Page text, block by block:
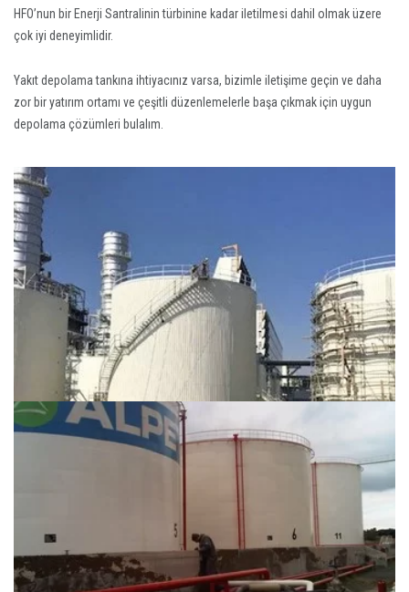
HFO’nun bir Enerji Santralinin türbinine kadar iletilmesi dahil olmak üzere
çok iyi deneyimlidir.
Yakıt depolama tankına ihtiyacınız varsa, bizimle iletişime geçin ve daha
zor bir yatırım ortamı ve çeşitli düzenlemelerle başa çıkmak için uygun
depolama çözümleri bulalım.
AĞIR AKARYAKIT
TANKI
AĞIR AKARYAKIT
TANKI